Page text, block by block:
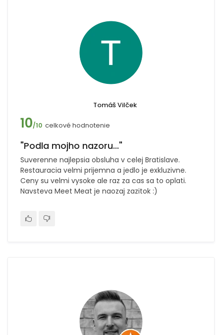
Tomáš Vilček
10/10 celkové hodnotenie
"Podla mojho nazoru..."
Suverenne najlepsia obsluha v celej Bratislave.
Restauracia velmi prijemna a jedlo je exkluzivne.
Ceny su velmi vysoke ale raz za cas sa to oplati.
Navsteva Meet Meat je naozaj zazitok :)